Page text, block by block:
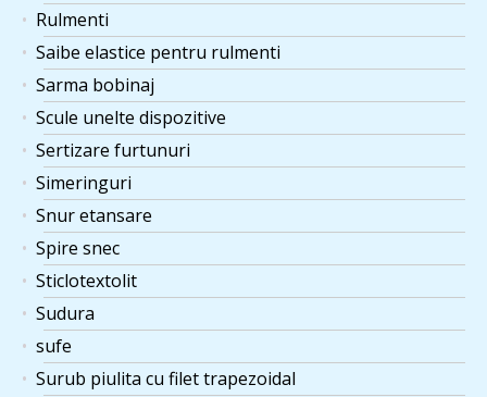
Rulmenti
Saibe elastice pentru rulmenti
Sarma bobinaj
Scule unelte dispozitive
Sertizare furtunuri
Simeringuri
Snur etansare
Spire snec
Sticlotextolit
Sudura
sufe
Surub piulita cu filet trapezoidal